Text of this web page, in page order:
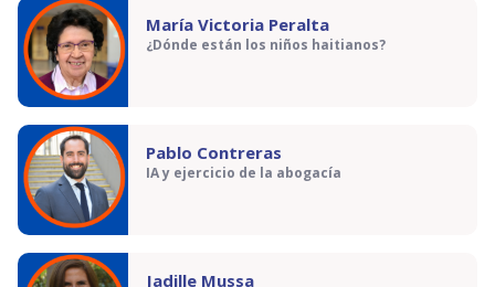
María Victoria Peralta
¿Dónde están los niños haitianos?
Pablo Contreras
IA y ejercicio de la abogacía
Jadille Mussa